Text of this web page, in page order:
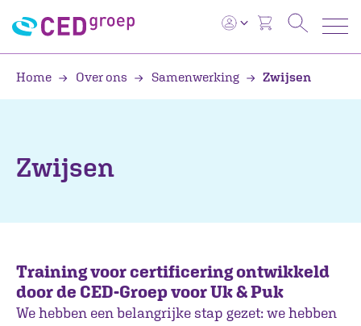
Home Over ons Samenwerking Zwijsen
Zwijsen
Training voor certificering ontwikkeld
door de CED-Groep voor Uk & Puk
We hebben een belangrijke stap gezet: we hebben